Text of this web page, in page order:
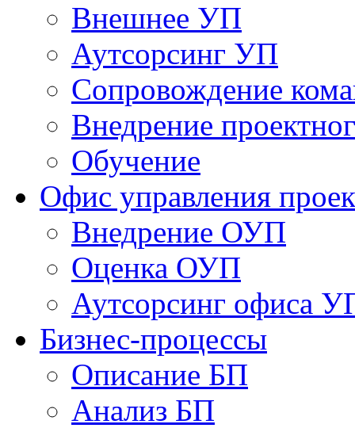
Внешнее УП
Аутсорсинг УП
Сопровождение
Внедрение
Обучение
Офис управления
Bнедрение ОУП
Оценка ОУП
Аутсорсинг офиса
Бизнес-процессы
Описание БП
Анализ БП